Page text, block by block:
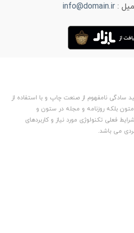
:
info@domain.ir
سادگی نامفهوم از صنعت چاپ و با استفاده از
بلکه روزنامه و مجله در ستون و
فعلی تکنولوژی مورد نیاز و کاربردهای
می باشد.